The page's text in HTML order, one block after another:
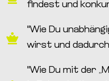
findest und
"Wie Du
wirst und
"Wie Du mit der